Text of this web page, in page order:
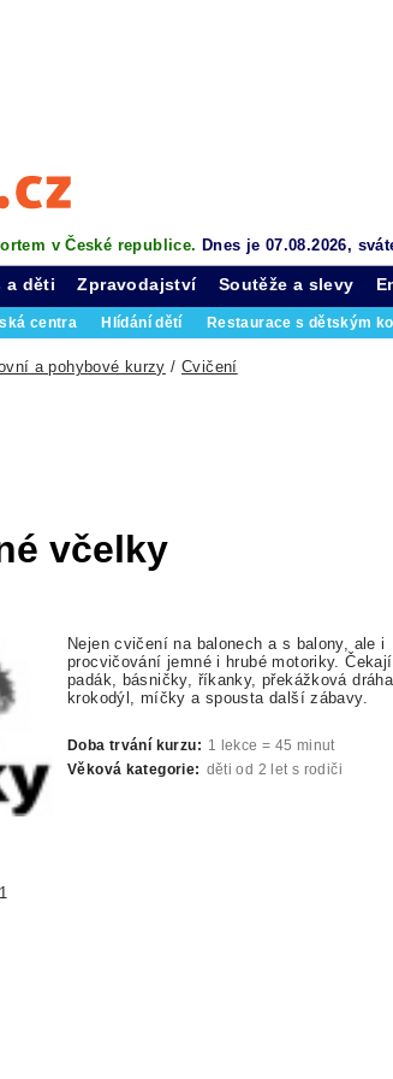
v České republice. Dnes je 07.08.2026,
a děti
centra Hlídání dětí Restaurace s dětským
Zpravodajství Soutěže a slevy
a pohybové kurzy /Cvičení
včelky
Nejen cvičení na balonech a s balony, ale i
procvičování jemné i hrubé motoriky.
padák, básničky, říkanky, překážková
krokodýl, míčky a spousta další zábavy.
Doba trvání kurzu: 1 lekce = 45 minut
Věková kategorie: děti od 2 let s rodiči